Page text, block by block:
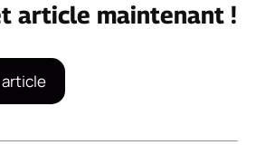
article maintenant !